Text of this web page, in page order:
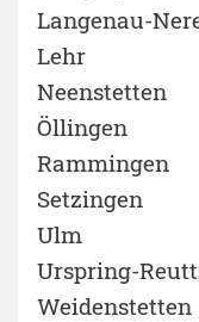
Langenau-
Lehr
Neenstetten
Öllingen
Rammingen
Setzingen
Ulm
Urspring-
Weidenstetten